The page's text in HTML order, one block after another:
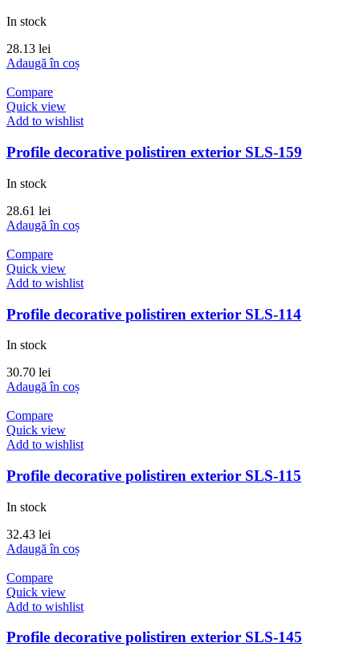
In stock
28.13 lei
Adaugă în coș
Compare
Quick view
Add to wishlist
Profile decorative polistiren exterior SLS-159
In stock
28.61 lei
Adaugă în coș
Compare
Quick view
Add to wishlist
Profile decorative polistiren exterior SLS-114
In stock
30.70 lei
Adaugă în coș
Compare
Quick view
Add to wishlist
Profile decorative polistiren exterior SLS-115
In stock
32.43 lei
Adaugă în coș
Compare
Quick view
Add to wishlist
Profile decorative polistiren exterior SLS-145